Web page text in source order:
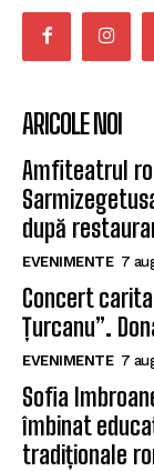
ARICOLE NOI
Amfiteatrul
după
EVENIMENTE 7
Concert
Țurcanu”.
EVENIMENTE 7
Sofia
îmbinat
tradiționale